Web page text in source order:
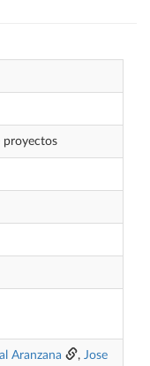
proyectos
Aranzana , Jose